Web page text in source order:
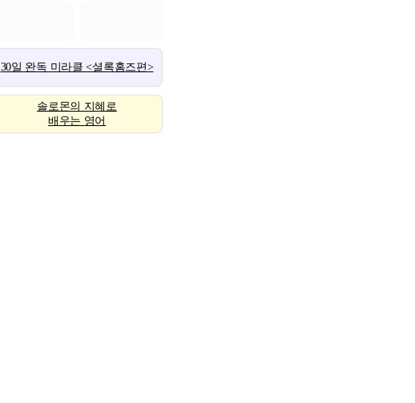
30일 완독 미라클 <셜록홈즈편>
솔로몬의 지혜로
배우는 영어